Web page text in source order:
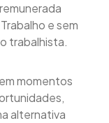
e sem
trabalhista.
momentos
alternativa